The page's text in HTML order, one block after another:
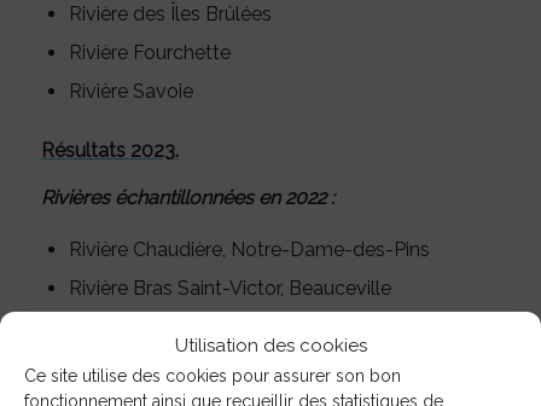
Utilisation des cookies
Ce site utilise des cookies pour assurer son bon
fonctionnement ainsi que recueillir des statistiques de
Rivière des Îles Brûlées
Rivière Fourchette
Rivière Savoie
Résultats 2023.
Rivières échantillonnées en 2022 :
Rivière Chaudière, Notre-Dame-des-Pins
Rivière Bras Saint-Victor, Beauceville
Rivière Noire, Saint-Gilles